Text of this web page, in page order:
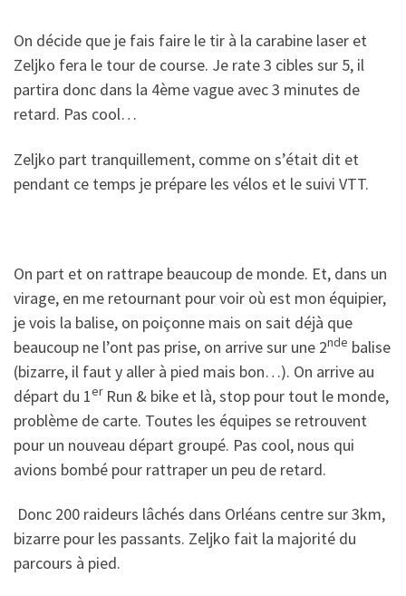
On décide que je fais faire le tir à la carabine laser et
Zeljko fera le tour de course. Je rate 3 cibles sur 5, il
partira donc dans la 4ème vague avec 3 minutes de
retard. Pas cool…
Zeljko part tranquillement, comme on s’était dit et
pendant ce temps je prépare les vélos et le suivi VTT.
On part et on rattrape beaucoup de monde. Et, dans un
virage, en me retournant pour voir où est mon équipier,
je vois la balise, on poiçonne mais on sait déjà que
beaucoup ne l’ont pas prise, on arrive sur une 2nde balise
(bizarre, il faut y aller à pied mais bon…). On arrive au
départ du 1erRun & bike et là, stop pour tout le monde,
problème de carte. Toutes les équipes se retrouvent
pour un nouveau départ groupé. Pas cool, nous qui
avions bombé pour rattraper un peu de retard.
Donc 200 raideurs lâchés dans Orléans centre sur 3km,
bizarre pour les passants. Zeljko fait la majorité du
parcours à pied.